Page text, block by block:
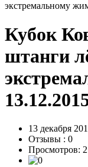
экстремальному
Кубок
штанги
13 декабря
Отзывы : 0
Просмотров: